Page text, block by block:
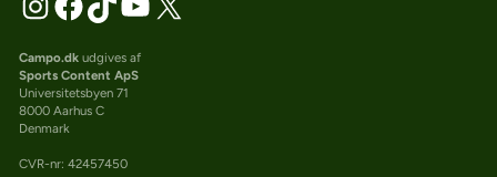
Campo.dkudgives af
Sports Content ApS
Universitetsbyen 71
8000 Aarhus C
Denmark
CVR-nr: 42457450